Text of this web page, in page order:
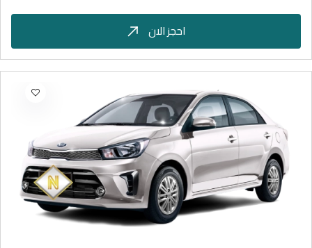
احجز الان